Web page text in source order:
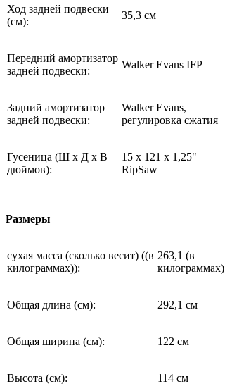
Ход задней подвески
(см):
35,3 см
Передний амортизатор
задней подвески:
Walker Evans IFP
Задний амортизатор
задней подвески:
Walker Evans,
регулировка сжатия
Гусеница (Ш х Д х В
дюймов):
15 x 121 x 1,25"
RipSaw
Размеры
сухая масса (сколько весит) ((в
килограммах)):
263,1 (в
килограммах)
Общая длина (см): 292,1 см
Общая ширина (см): 122 см
Высота (см): 114 см